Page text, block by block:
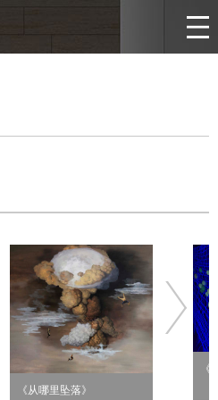
《从哪里坠落》
《